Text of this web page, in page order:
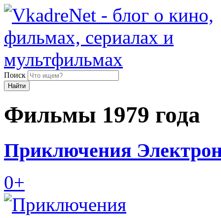
Поиск
Найти
Фильмы 1979 года
Приключения
0+